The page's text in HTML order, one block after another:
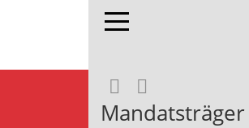
Toggle navigation
Mandatsträger